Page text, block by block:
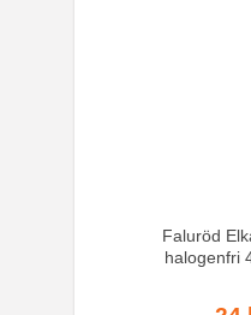
Faluröd
halogenfri